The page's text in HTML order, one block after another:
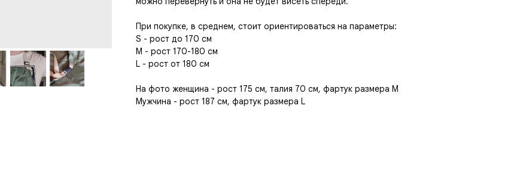
При покупке, в среднем, стоит ориентироваться на параметры:
S - рост до 170 см
М - рост 170-180 см
L - рост от 180 см
На фото женщина - рост 175 см, талия 70 см, фартук размера М
Мужчина - рост 187 см, фартук размера L